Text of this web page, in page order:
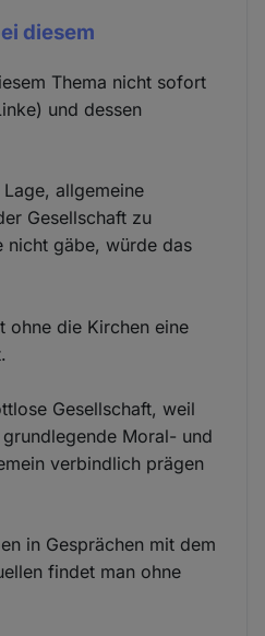
diesem
Thema nicht sofort
und dessen
allgemeine
Gesellschaft zu
nicht gäbe, würde das
ohne die Kirchen eine
Gesellschaft, weil
Moral- und
verbindlich prägen
in Gesprächen mit dem
findet man ohne